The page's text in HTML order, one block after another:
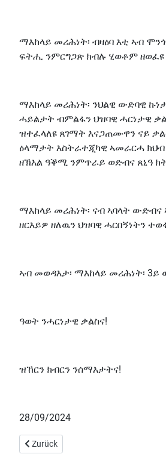
ማእከላይ መሪሕነት፡ ብዛዕባ እቲ ኣብ
ፍትሒ ንምርግጋጽ ክብሉ ሂወቶም ዘወፈዩ
ማእከላይ መሪሕነት፡ ንህልዊ ውድባዊ
ሓይልታት ብምልፋን ህዝባዊ ሓርነታዊ
ዝተፈላለዩ ጸገማት እናጋጠሙዋን ናይ
ዕላማታት እስትራተጂካዊ ኣመራርሓ
ዘኽእል ዓቕሚ ንምጥራይ ወድብና ጸኒዓ
ማእከላይ መሪሕነት፡ ናብ ኣባላት
ዘርእይዎ ዘለዉን ህዝባዊ ሓርበኝነትን
ኣብ መወዳእታ፡ ማእከላይ መሪሕነት፡
ዓወት ንሓርነታዊ ቃልስና!
ዝኸርን ክብርን ንሰማእታትና!
28/09/2024
Vorheriger Beitrag: “ዝኣዘዝናዮ ዝሰርሕ
Zurück